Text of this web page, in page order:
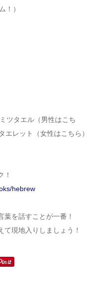
！）
ツタエル（男性はこち
エレット（女性はこちら）
！
hebrew
を話すことが一番！
現地入りしましょう！